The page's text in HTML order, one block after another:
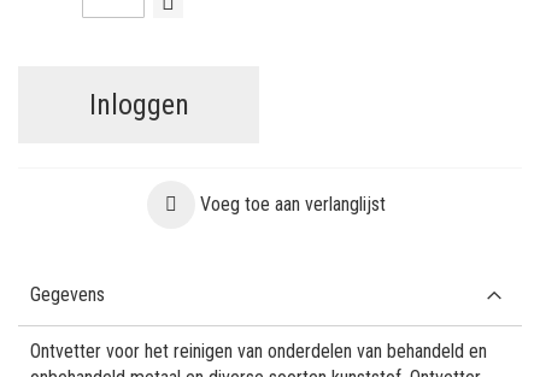
Inloggen
Voeg toe aan verlanglijst
Gegevens
Ontvetter voor het reinigen van onderdelen van behandeld en